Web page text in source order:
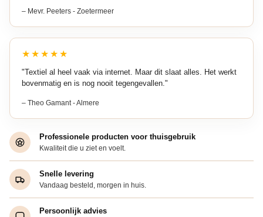
– Mevr. Peeters - Zoetermeer
★★★★★
"Textiel al heel vaak via internet. Maar dit slaat alles. Het werkt
bovenmatig en is nog nooit tegengevallen."
– Theo Gamant - Almere
Professionele producten voor thuisgebruik
Kwaliteit die u ziet en voelt.
Snelle levering
Vandaag besteld, morgen in huis.
Persoonlijk advies